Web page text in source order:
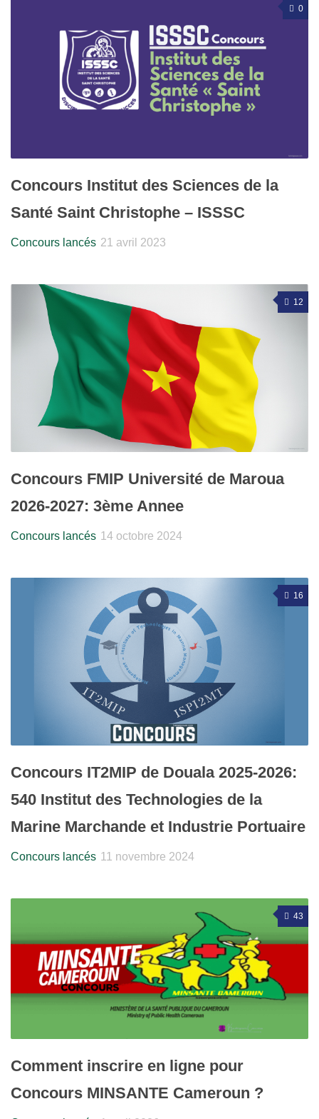
0
Concours Institut des Sciences de la
Santé Saint Christophe – ISSSC
Concours lancés 21 avril 2023
12
Concours FMIP Université de Maroua
2026-2027: 3ème Annee
Concours lancés 14 octobre 2024
16
Concours IT2MIP de Douala 2025-2026:
540 Institut des Technologies de la
Marine Marchande et Industrie Portuaire
Concours lancés 11 novembre 2024
43
Comment inscrire en ligne pour
Concours MINSANTE Cameroun ?